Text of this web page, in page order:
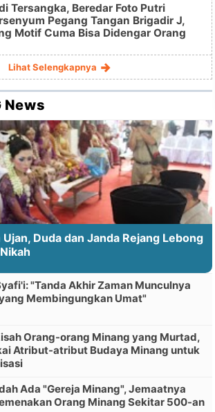
Tersangka, Beredar Foto Putri
Pegang Tangan Brigadir J,
Motif Cuma Bisa Didengar Orang
Lihat Selengkapnya
News
Duda dan Janda Rejang Lebong
"Tanda Akhir Zaman Munculnya
Membingungkan Umat"
Orang-orang Minang yang Murtad,
Atribut-atribut Budaya Minang untuk
Ada "Gereja Minang", Jemaatnya
Orang Minang Sekitar 500-an